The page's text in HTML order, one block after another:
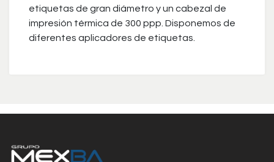
etiquetas de gran diámetro y un cabezal de
impresión térmica de 300 ppp. Disponemos de
diferentes aplicadores de etiquetas.